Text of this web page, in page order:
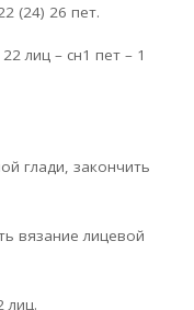
(24) 26 пет.
лиц – сн1 пет – 1
глади, закончить
вязание лицевой
лиц.